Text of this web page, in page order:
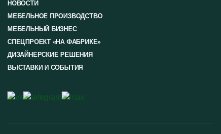
НОВОСТИ
МЕБЕЛЬНОЕ ПРОИЗВОДСТВО
МЕБЕЛЬНЫЙ БИЗНЕС
СПЕЦПРОЕКТ «НА ФАБРИКЕ»
ДИЗАЙНЕРСКИЕ РЕШЕНИЯ
ВЫСТАВКИ И СОБЫТИЯ